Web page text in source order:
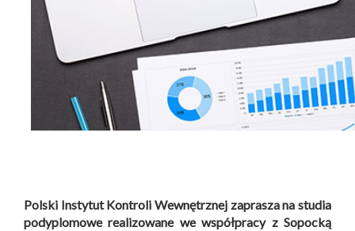
Polski Instytut Kontroli Wewnętrznej zaprasza na studia
podyplomowe realizowane we współpracy z Sopocką